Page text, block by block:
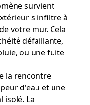
survient
s'infiltre à
votre mur. Cela
défaillante,
ou une fuite
la rencontre
d'eau et une
isolé. La